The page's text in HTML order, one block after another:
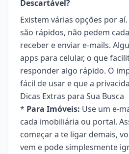
Descartável?
Existem várias opções por
são rápidos, não pedem
receber e enviar e-mails.
apps para celular, o que
responder algo rápido. O
fácil de usar e que a
Dicas Extras para Sua Busca
* Para Imóveis: Use um e-
cada imobiliária ou portal.
começar a te ligar demais,
vem e pode simplesmente